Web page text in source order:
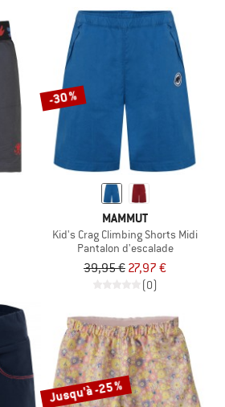
-30 %
MAMMUT
Kid's Crag Climbing Shorts Midi
Pantalon d'escalade
39,95 € 27,97 €
(0)
Jusqu'à -25 %